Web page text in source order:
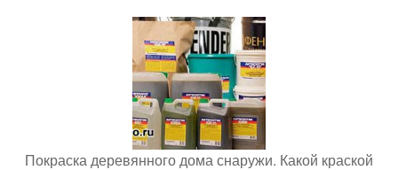
Покраска деревянного дома снаружи. Какой краской